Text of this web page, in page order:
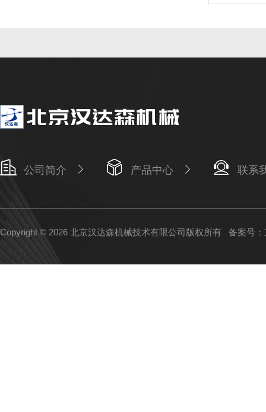
公司简介 产品中心 联系
Copyright © 2026 北京汉达森机械技术有限公司版权所有 备案号：